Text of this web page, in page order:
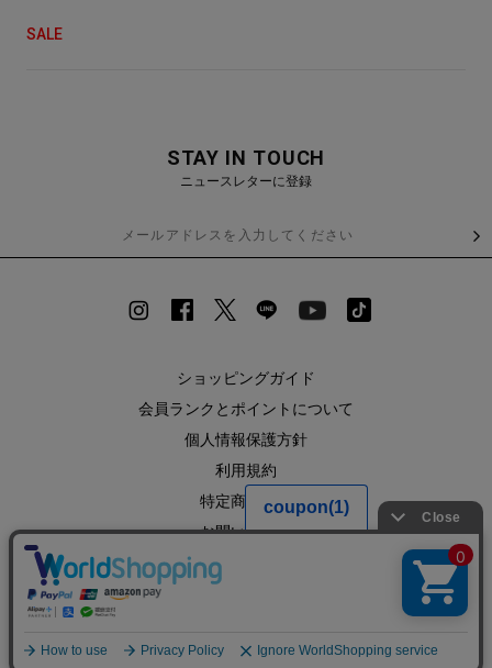
SALE
STAY IN TOUCH
ニュースレターに登録
ショッピングガイド
会員ランクとポイントについて
個人情報保護方針
利用規約
特定商取引法
お問い合わせ
企業情報